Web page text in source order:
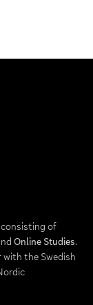
of
Online Studies.
with the Swedish